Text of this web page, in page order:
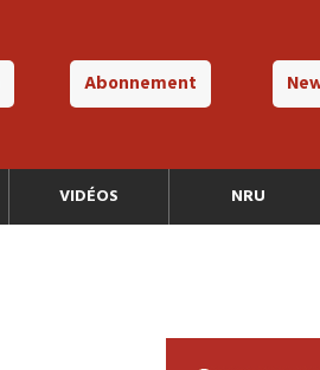
Abonnement
VIDÉOS NRU